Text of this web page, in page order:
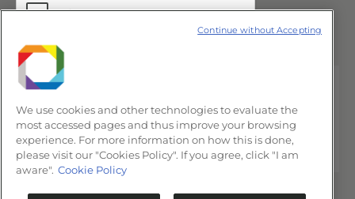
We use cookies and other technologies to evaluate the
most accessed pages and thus improve your browsing
experience. For more information on how this is done,
please visit our "Cookies Policy". If you agree, click "I am
aware". Cookie Policy
Continue without Accepting